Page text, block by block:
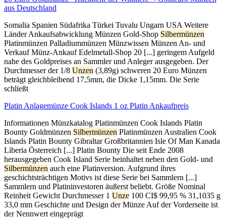
aus Deutschland
Somalia Spanien Südafrika Türkei Tuvalu Ungarn USA Weitere
Länder Ankaufsabwicklung Münzen Gold-Shop Silbermünzen
Platinmünzen Palladiummünzen Münzwissen Münzen An- und
Verkauf Münz-Ankauf Edelmetall-Shop 20 [...] geringem Aufgeld
nahe des Goldpreises an Sammler und Anleger ausgegeben. Der
Durchmesser der 1/8 Unzen (3,89g) schweren 20 Euro Münzen
beträgt gleichbleibend 17,5mm, die Dicke 1,15mm. Die Serie
schließt
Platin Anlagemünze Cook Islands 1 oz Platin Ankaufpreis
Informationen Münzkatalog Platinmünzen Cook Islands Platin
Bounty Goldmünzen Silbermünzen Platinmünzen Australien Cook
Islands Platin Bounty Gibraltar Großbritannien Isle Of Man Kanada
Liberia Österreich [...] Platin Bounty Die seit Ende 2008
herausgegeben Cook Island Serie beinhaltet neben den Gold- und
Silbermünzen auch eine Platinversion. Aufgrund ihres
geschichtsträchtigen Motivs ist diese Serie bei Sammlern [...]
Sammlern und Platininvestoren äußerst beliebt. Größe Nominal
Reinheit Gewicht Durchmesser 1 Unze 100 CI$ 99,95 % 31,1035 g
33,0 mm Geschichte und Design der Münze Auf der Vorderseite ist
der Nennwert eingeprägt